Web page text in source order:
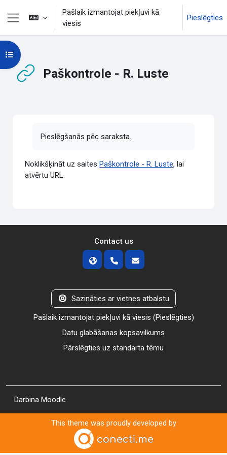
Atvērt galveno saturu
Sānu panelis
Pašlaik izmantojat piekļuvi kā
viesis
Pieslēgties
Paškontrole - R. Luste
Atvērt kursu indeksu
Pieslēgšanās pēc saraksta.
Noklikšķināt uz saitesPaškontrole - R. Luste, lai
atvērtu URL.
Contact us
Sazināties ar vietnes atbalstu
Pašlaik izmantojat piekļuvi kā viesis (Pieslēgties)
Datu glabāšanas kopsavilkums
Pārslēgties uz standarta tēmu
Darbina Moodle
This theme was proudly developed by